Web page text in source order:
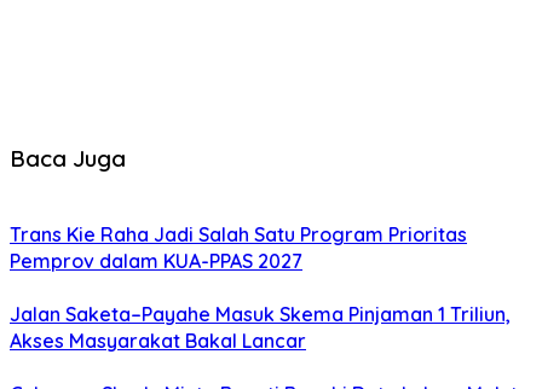
Baca Juga
Trans Kie Raha Jadi Salah Satu Program Prioritas
Pemprov dalam KUA-PPAS 2027
Jalan Saketa–Payahe Masuk Skema Pinjaman 1 Triliun,
Akses Masyarakat Bakal Lancar